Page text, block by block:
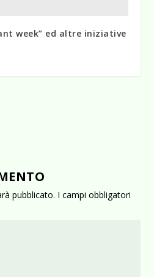
week” ed altre iniziative
pubblicato. I campi obbligatori